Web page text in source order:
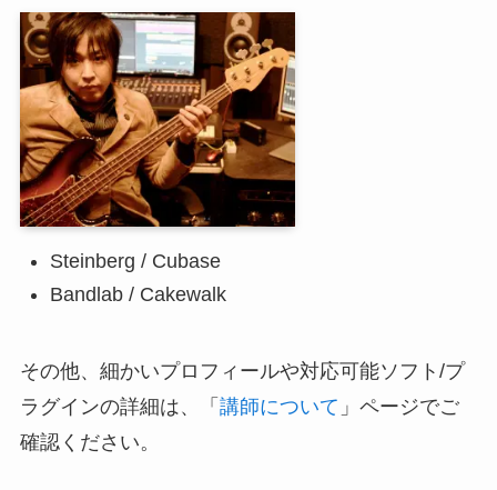
Steinberg / Cubase
Bandlab / Cakewalk
その他、細かいプロフィールや対応可能ソフト/プ
ラグインの詳細は、「 講師について 」ページでご
確認ください。